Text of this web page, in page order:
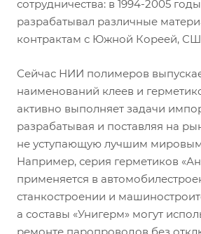
сотрудничества: в 1994-2005
разрабатывал различные
контрактам с Южной Кореей,
Сейчас НИИ полимеров
наименований клеев и
активно выполняет задачи
разрабатывая и поставляя на
не уступающую лучшим
Например, серия герметиков
применяется в
станкостроении и
а составы «Унигерм» могут